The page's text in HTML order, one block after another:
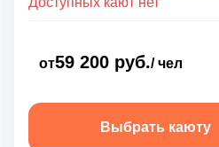
от59 200 руб./ чел
Выбрать каюту